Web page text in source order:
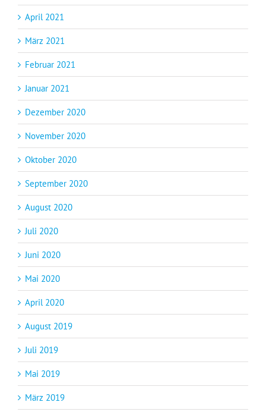
April 2021
März 2021
Februar 2021
Januar 2021
Dezember 2020
November 2020
Oktober 2020
September 2020
August 2020
Juli 2020
Juni 2020
Mai 2020
April 2020
August 2019
Juli 2019
Mai 2019
März 2019